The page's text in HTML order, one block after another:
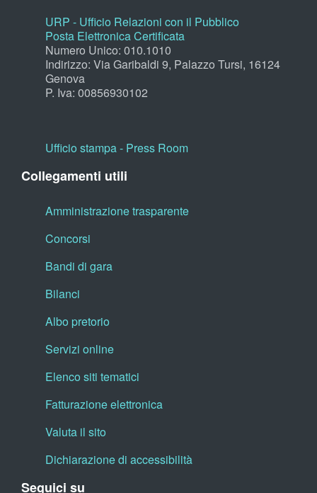
URP - Ufficio Relazioni con il Pubblico
Posta Elettronica Certificata
Numero Unico: 010.1010
Indirizzo: Via Garibaldi 9, Palazzo Tursi, 16124
Genova
P. Iva: 00856930102
Ufficio stampa - Press Room
Collegamenti utili
Amministrazione trasparente
Concorsi
Bandi di gara
Bilanci
Albo pretorio
Servizi online
Elenco siti tematici
Fatturazione elettronica
Valuta il sito
Dichiarazione di accessibilità
Seguici su